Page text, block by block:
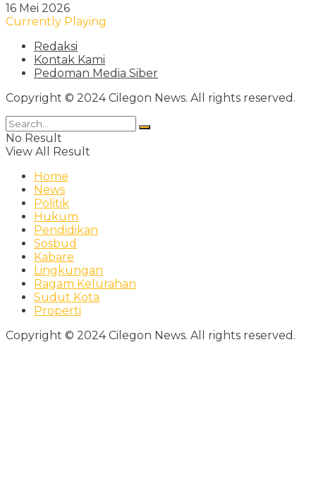
16 Mei 2026
Currently Playing
Redaksi
Kontak Kami
Pedoman Media Siber
Copyright © 2024 Cilegon News. All rights reserved.
No Result
View All Result
Home
News
Politik
Hukum
Pendidikan
Sosbud
Kabare
Lingkungan
Ragam Kelurahan
Sudut Kota
Properti
Copyright © 2024 Cilegon News. All rights reserved.